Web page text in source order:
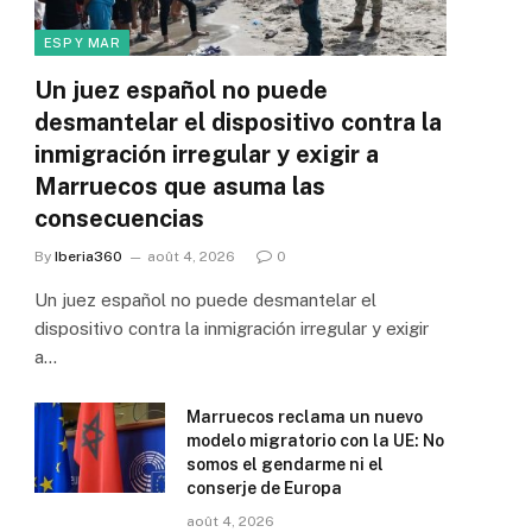
ESP Y MAR
Un juez español no puede
desmantelar el dispositivo contra la
inmigración irregular y exigir a
Marruecos que asuma las
consecuencias
By Iberia360 août 4, 2026 0
Un juez español no puede desmantelar el
dispositivo contra la inmigración irregular y exigir
a…
Marruecos reclama un nuevo
modelo migratorio con la UE: No
somos el gendarme ni el
conserje de Europa
août 4, 2026